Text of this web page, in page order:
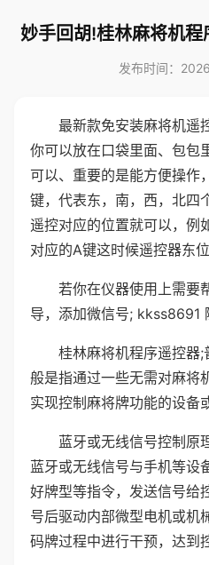
妙手回胡!桂林麻将机
发布时间：
最新款免安装麻将机遥
你可以放在口袋里面、包包
可以、重要的是能方便操作
键，代表东，南，西，北四
遥控对应的位置就可以，例
对应的A键这时候遥控器东
若你在仪器使用上需要
导，添加微信号; kkss8691
桂林麻将机程序遥控器
般是指通过一些无需对麻将
实现控制麻将牌功能的设备
蓝牙或无线信号控制原
蓝牙或无线信号与手机等设
好牌型等指令，发送信号给
号后驱动内部微型电机或机
码牌过程中进行干预，达到